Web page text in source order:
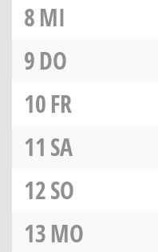
8MI
9DO
10FR
11 SA
12SO
13MO